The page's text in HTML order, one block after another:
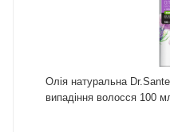
Олія натуральна
випадіння волосся 100